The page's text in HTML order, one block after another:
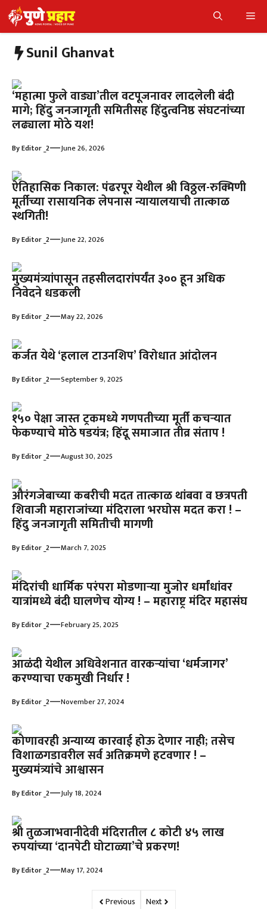
Skip
to
contentSunil Ghanvat
‘महात्मा फुले वाड्या’तील वटपूजनावर लादलेली बंदी
मागे; हिंदु जनजागृती समितीसह हिंदुत्वनिष्ठ संघटनांच्या
लढ्याला मोठे यश!
ByEditor _2—June 26, 2026
ऐतिहासिक निकाल: पंढरपूर येथील श्री विठ्ठल-रुक्मिणी
मूर्तीच्या रासायनिक लेपनास न्यायालयाची तात्काळ
स्थगिती!
ByEditor _2—June 22, 2026
मुख्यमंत्र्यांपासून तहसीलदारांपर्यंत ३०० हून अधिक
निवेदने धडकली
ByEditor _2—May 22, 2026
कर्जत येथे ‘हलाल टाउनशिप’ विरोधात आंदोलन
ByEditor _2—September 9, 2025
१५० पेक्षा जास्त ट्रकमध्ये गणपतीच्या मूर्ती कचऱ्यात
फेकण्याचे मोठे षडयंत्र; हिंदू समाजात तीव्र संताप !
ByEditor _2—August 30, 2025
औरंगजेबाच्या कबरीची मदत तात्काळ थांबवा व छत्रपती
शिवाजी महाराजांच्या मंदिराला भरघोस मदत करा ! –
हिंदु जनजागृती समितीची मागणी
ByEditor _2—March 7, 2025
मंदिरांची धार्मिक परंपरा मोडणाऱ्या मुजोर धर्मांधांवर
यात्रांमध्ये बंदी घालणेच योग्य ! – महाराष्ट्र मंदिर महासंघ
ByEditor _2—February 25, 2025
आळंदी येथील अधिवेशनात वारकर्‍यांचा ‘धर्मजागर’
करण्याचा एकमुखी निर्धार !
ByEditor _2—November 27, 2024
कोणावरही अन्याय्य कारवाई होऊ देणार नाही; तसेच
विशाळगडावरील सर्व अतिक्रमणे हटवणार ! –
मुख्यमंत्र्यांचे आश्वासन
ByEditor _2—July 18, 2024
श्री तुळजाभवानीदेवी मंदिरातील ८ कोटी ४५ लाख
रुपयांच्या ‘दानपेटी घोटाळ्या’चे प्रकरण!
ByEditor _2—May 17, 2024
Previous Next